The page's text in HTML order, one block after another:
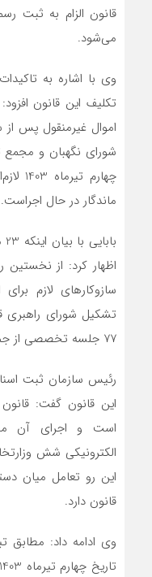
قانون الزام به ثبت
می‌شود.
وی با اشاره به
تکلیف این قانون
اموال غیرمنقول پس
شورای نگهبان و
چهارم
ماندگار در حال اجراست.
اظهار کرد: از نخستین
سازوکارهای لازم
تشکیل شورای راهبری
77 جلسه تخصصی از جمله این اقدامات بوده است.
رئیس سازمان ثبت
است و اجرای آن
الکترونیکی شش
این رو تعامل میان
قانون دارد.